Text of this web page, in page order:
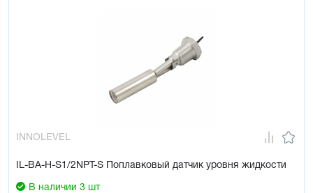
INNOLEVEL
IL-BA-H-S1/2NPT-S Поплавковый датчик уровня жидкости
В наличии 3 шт